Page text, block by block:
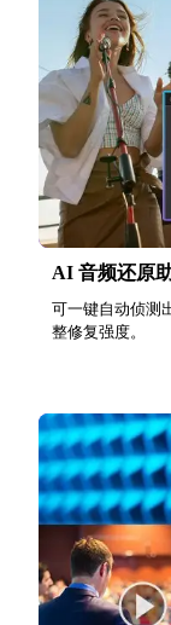
AI 音频还原
可一键自动侦测
整修复强度。